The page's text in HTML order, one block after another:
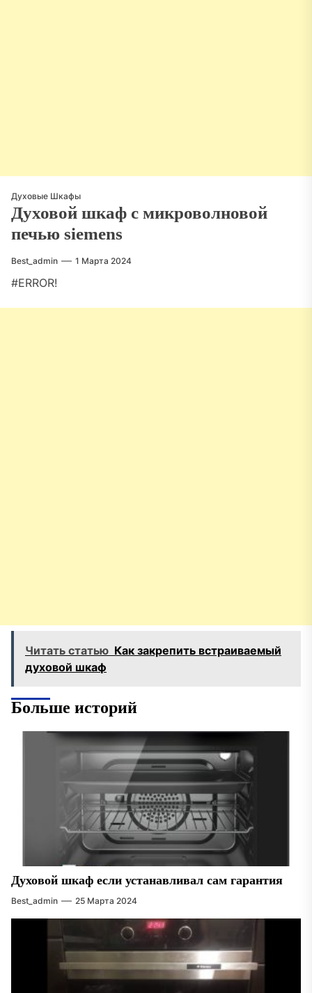
Духовые Шкафы
Духовой шкаф с микроволновой
печью siemens
Best_admin 1 Марта 2024
#ERROR!
Читать статью Как закрепить встраиваемый
духовой шкаф
Больше историй
Духовой шкаф если устанавливал сам гарантия
Best_admin 25 Марта 2024